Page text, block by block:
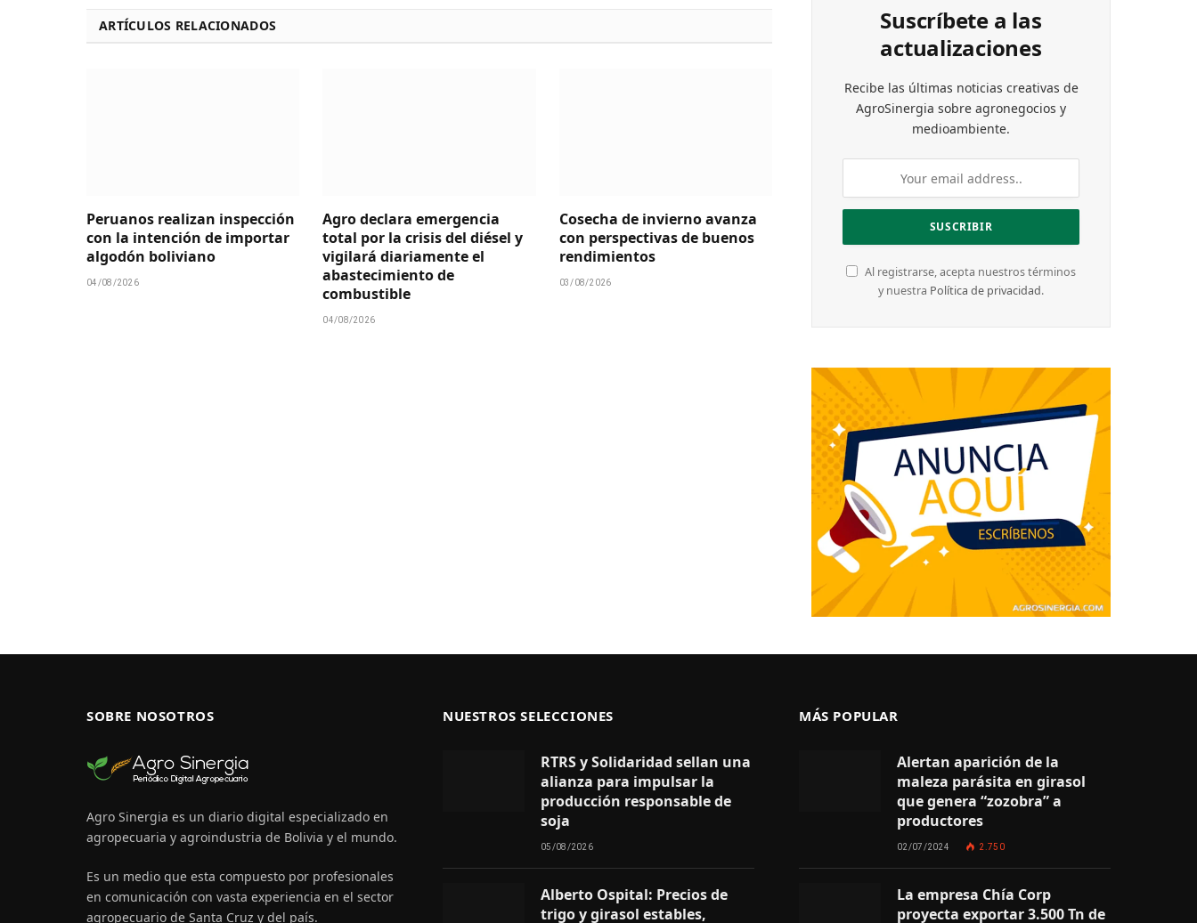
ARTÍCULOS RELACIONADOS
Peruanos realizan inspección
con la intención de importar
algodón boliviano
04/08/2026
Agro declara emergencia
total por la crisis del diésel y
vigilará diariamente el
abastecimiento de
combustible
04/08/2026
Cosecha de invierno avanza
con perspectivas de buenos
rendimientos
03/08/2026
Suscríbete a las
actualizaciones
Recibe las últimas noticias creativas de
AgroSinergia sobre agronegocios y
medioambiente.
Al registrarse, acepta nuestros términos
y nuestra Política de privacidad.
SOBRE NOSOTROS
Agro Sinergia es un diario digital especializado en
agropecuaria y agroindustria de Bolivia y el mundo.
Es un medio que esta compuesto por profesionales
en comunicación con vasta experiencia en el sector
agropecuario de Santa Cruz y del país.
NUESTROS SELECCIONES
RTRS y Solidaridad sellan una
alianza para impulsar la
producción responsable de
soja
05/08/2026
Alberto Ospital: Precios de
trigo y girasol estables,
MÁS POPULAR
Alertan aparición de la
maleza parásita en girasol
que genera “zozobra” a
productores
02/07/2024 2.750
La empresa Chía Corp
proyecta exportar 3.500 Tn de